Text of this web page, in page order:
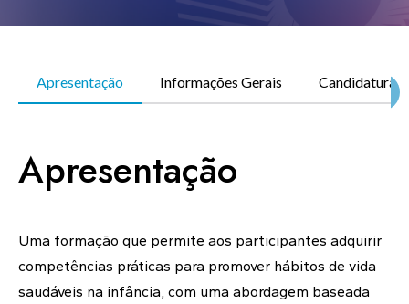
CENTROS COLABORADORES OMS
PT
Apresentação Informações Gerais Candidatura
Apresentação
Uma formação que permite aos participantes adquirir
competências práticas para promover hábitos de vida
saudáveis na infância, com uma abordagem baseada